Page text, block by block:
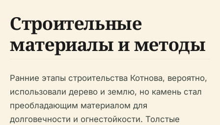
Строительные
материалы и методы
Ранние этапы строительства Котнова, вероятно,
использовали дерево и землю, но камень стал
преобладающим материалом для
долговечности и огнестойкости. Толстые